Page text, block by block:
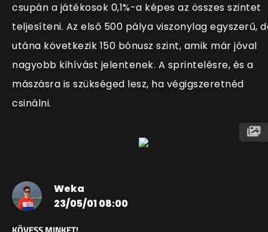
csupán a játékosok 0,1%-a képes az összes szintet
teljesíteni. Az első 500 pálya viszonylag egyszerű,
utána következik 150 bónusz szint, amik már jóval
nagyobb kihívást jelentenek. A sprintelésre, és a
mászásra is szükséged lesz, ha végigszeretnéd
csinálni.
Weka
23/05/01 08:00